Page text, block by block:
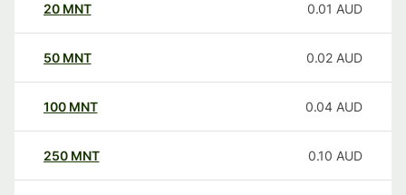
20 MNT 0.01 AUD
50 MNT 0.02 AUD
100 MNT 0.04 AUD
250 MNT 0.10 AUD